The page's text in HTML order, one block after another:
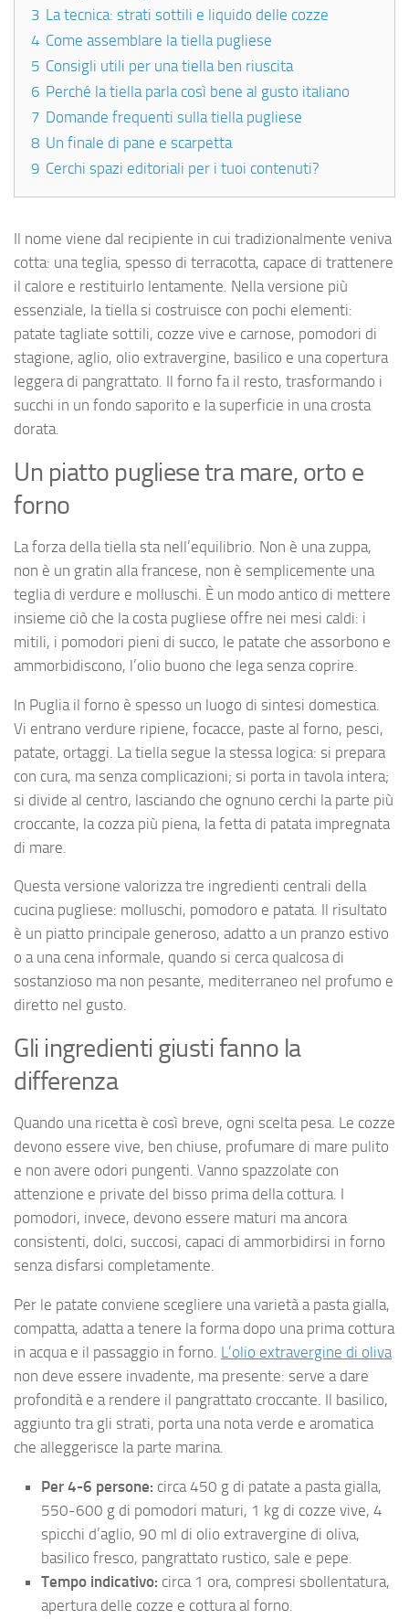
3 La tecnica: strati sottili e liquido delle cozze
4 Come assemblare la tiella pugliese
5 Consigli utili per una tiella ben riuscita
6 Perché la tiella parla così bene al gusto italiano
7 Domande frequenti sulla tiella pugliese
8 Un finale di pane e scarpetta
9 Cerchi spazi editoriali per i tuoi contenuti?
Il nome viene dal recipiente in cui tradizionalmente veniva
cotta: una teglia, spesso di terracotta, capace di trattenere
il calore e restituirlo lentamente. Nella versione più
essenziale, la tiella si costruisce con pochi elementi:
patate tagliate sottili, cozze vive e carnose, pomodori di
stagione, aglio, olio extravergine, basilico e una copertura
leggera di pangrattato. Il forno fa il resto, trasformando i
succhi in un fondo saporito e la superficie in una crosta
dorata.
Un piatto pugliese tra mare, orto e
forno
La forza della tiella sta nell’equilibrio. Non è una zuppa,
non è un gratin alla francese, non è semplicemente una
teglia di verdure e molluschi. È un modo antico di mettere
insieme ciò che la costa pugliese offre nei mesi caldi: i
mitili, i pomodori pieni di succo, le patate che assorbono e
ammorbidiscono, l’olio buono che lega senza coprire.
In Puglia il forno è spesso un luogo di sintesi domestica.
Vi entrano verdure ripiene, focacce, paste al forno, pesci,
patate, ortaggi. La tiella segue la stessa logica: si prepara
con cura, ma senza complicazioni; si porta in tavola intera;
si divide al centro, lasciando che ognuno cerchi la parte più
croccante, la cozza più piena, la fetta di patata impregnata
di mare.
Questa versione valorizza tre ingredienti centrali della
cucina pugliese: molluschi, pomodoro e patata. Il risultato
è un piatto principale generoso, adatto a un pranzo estivo
o a una cena informale, quando si cerca qualcosa di
sostanzioso ma non pesante, mediterraneo nel profumo e
diretto nel gusto.
Gli ingredienti giusti fanno la
differenza
Quando una ricetta è così breve, ogni scelta pesa. Le cozze
devono essere vive, ben chiuse, profumare di mare pulito
e non avere odori pungenti. Vanno spazzolate con
attenzione e private del bisso prima della cottura. I
pomodori, invece, devono essere maturi ma ancora
consistenti, dolci, succosi, capaci di ammorbidirsi in forno
senza disfarsi completamente.
Per le patate conviene scegliere una varietà a pasta gialla,
compatta, adatta a tenere la forma dopo una prima cottura
in acqua e il passaggio in forno. L’olio extravergine di oliva
non deve essere invadente, ma presente: serve a dare
profondità e a rendere il pangrattato croccante. Il basilico,
aggiunto tra gli strati, porta una nota verde e aromatica
che alleggerisce la parte marina.
Per 4-6 persone: circa 450 g di patate a pasta gialla,
550-600 g di pomodori maturi, 1 kg di cozze vive, 4
spicchi d’aglio, 90 ml di olio extravergine di oliva,
basilico fresco, pangrattato rustico, sale e pepe.
Tempo indicativo: circa 1 ora, compresi sbollentatura,
apertura delle cozze e cottura al forno.